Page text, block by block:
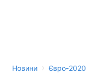
Новини › Євро-2020